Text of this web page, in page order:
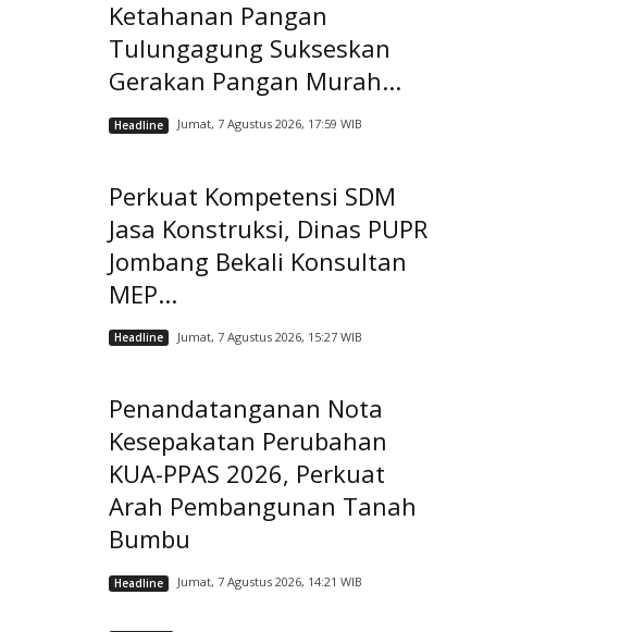
Ketahanan Pangan
Tulungagung Sukseskan
Gerakan Pangan Murah...
Headline Jumat, 7 Agustus 2026, 17:59 WIB
Perkuat Kompetensi SDM
Jasa Konstruksi, Dinas PUPR
Jombang Bekali Konsultan
MEP...
Headline Jumat, 7 Agustus 2026, 15:27 WIB
Penandatanganan Nota
Kesepakatan Perubahan
KUA-PPAS 2026, Perkuat
Arah Pembangunan Tanah
Bumbu
Headline Jumat, 7 Agustus 2026, 14:21 WIB